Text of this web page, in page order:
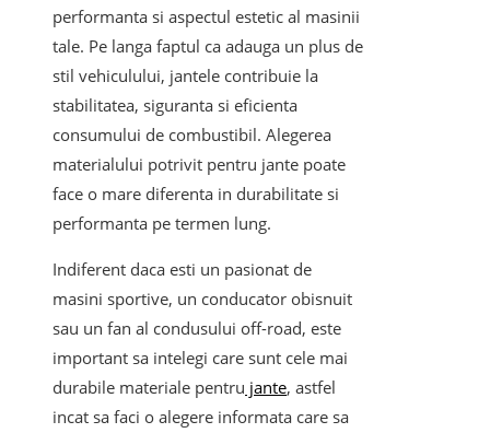
performanta si aspectul estetic al masinii
tale. Pe langa faptul ca adauga un plus de
stil vehiculului, jantele contribuie la
stabilitatea, siguranta si eficienta
consumului de combustibil. Alegerea
materialului potrivit pentru jante poate
face o mare diferenta in durabilitate si
performanta pe termen lung.
Indiferent daca esti un pasionat de
masini sportive, un conducator obisnuit
sau un fan al condusului off-road, este
important sa intelegi care sunt cele mai
durabile materiale pentru jante, astfel
incat sa faci o alegere informata care sa